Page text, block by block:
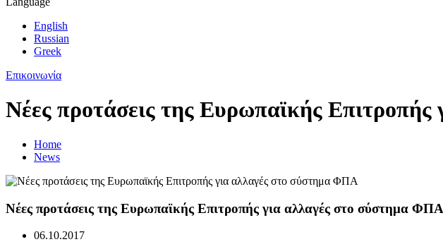
English
Russian
Greek
Επικοινωνία
Νέες προτάσεις της Ευρωπαϊκής
Home
News
Νέες προτάσεις της Ευρωπαϊκής Επιτροπής για αλλαγές στο σύστημα ΦΠΑ
06.10.2017